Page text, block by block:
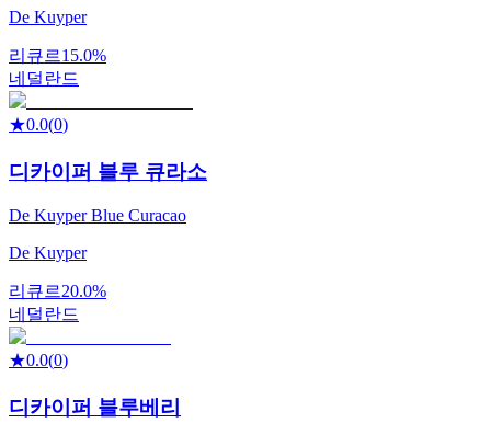
De Kuyper
리큐르15.0%
네덜란드
★0.0(0)
디카이퍼 블루 큐라소
De Kuyper Blue Curacao
De Kuyper
리큐르20.0%
네덜란드
★0.0(0)
디카이퍼 블루베리